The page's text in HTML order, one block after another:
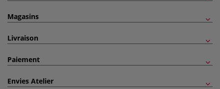
Magasins
Livraison
Paiement
Envies Atelier